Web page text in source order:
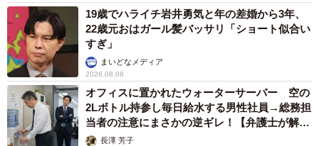
19歳でハライチ岩井勇気と年の差婚から3年、
22歳元おはガール髪バッサリ「ショート似合い
すぎ」
まいどなメディア
2026.08.08
オフィスに置かれたウォーターサーバー 空の
2Lボトル持参し毎日給水する男性社員→総務担
当者の注意にまさかの逆ギレ！【弁護士が解
説】長澤 芳子